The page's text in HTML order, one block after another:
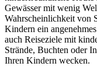
Gewässer mit wenig
Wahrscheinlichkeit von
Kindern ein
auch Reiseziele mit
Strände, Buchten oder
Ihren Kindern wecken.